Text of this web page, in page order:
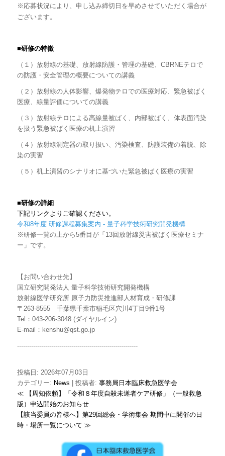
※ 応募状況により、申し込み締切日を早めさせていただく場合が
ございます。
■研修の特徴
（１）放射線の基礎、放射線防護・管理の基礎、CBRNEテロで
の防護・安全管理の概要についての講義
（２）放射線の人体影響、爆発物テロでの医療対応、緊急被ばく
医療、線量評価についての講義
（３）放射線テロによる高線量被ばく、内部被ばく、体表面汚染
を扱う緊急被ばく医療の机上演習
（４）放射線測定器の取り扱い、汚染検査、防護装備の着脱、除
染の実習
（５）机上演習のシナリオに基づいた緊急被ばく医療の実習
■研修の詳細
下記リンクよりご確認ください。
令和8年度 研修課程募集案内 - 量子科学技術研究開発機構
※研修一覧の上から5番目が「13回放射線災害被ばく医療セミナ
ー」です。
【お問い合わせ先】
国立研究開発法人 量子科学技術研究開発機構
放射線医学研究所 原子力防災推進部人材育成・研修課
〒263-8555 千葉県千葉市稲毛区穴川4丁目9番1号
Tel：043-206-3048 (ダイヤルイン)
E-mail：kenshu@qst.go.jp
------------------------------------------------------------
投稿日: 2026年07月03日
カテゴリー: News | 投稿者: 事務局日本臨床救急医学会
≪ 【周知依頼】「令和８年度自殺未遂者ケア研修」（一般救急
版）申込開始のお知らせ
【該当委員の皆様へ】第29回総会・学術集会 期間中に開催の日
時・場所一覧について ≫